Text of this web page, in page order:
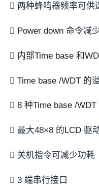
 两种蜂鸣器频率可供
 Power down 命令减
 内部Time base 和
 Time base /WDT 的
 8 种Time base /WDT
 最大48×8 的LCD 驱
 关机指令可减少功耗
 3 端串行接口